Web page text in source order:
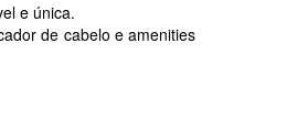
e única.
de cabelo e amenities